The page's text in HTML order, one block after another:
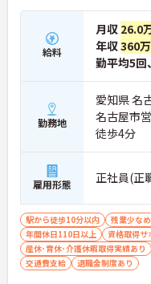
ると1資格につき月1万円
算されます。
・ケアマネジャーの受験
で全額補助されるため
【最先端のDX導入で、
減】
・スマホ記録や睡眠セン
担を大きく軽減しています
・業務の効率化により月
度と少なく、体力的なゆ
向き合えます。
【ご家族も安心できる、
います】
・ご家族分も含めて年間3
給料
月収 26.0
年収360
勤平均5回
勤務地
愛知県 名
名古屋市
徒歩4分
雇用形態 正社員(正
駅から徒歩10分以内 残業少なめ
年間休日110日以上
資格取得サ
産休･育休･介護休暇取得実績あり
交通費支給
退職金制度あり